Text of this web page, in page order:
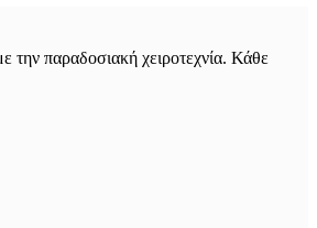
την παραδοσιακή χειροτεχνία. Κάθε